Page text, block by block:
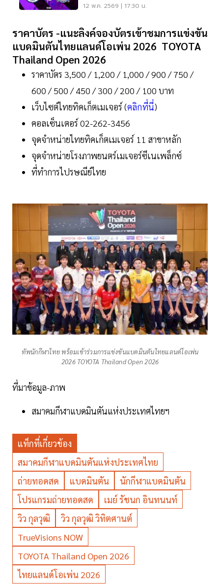
02.00 น.
12 พ.ค. 2569 | 17:30 น.
ราคาบัตร -แนะลิงค์จองบัตรเข้าชมการแข่งขัน
แบดมินตันไทยแลนด์โอเพ่น 2026 TOYOTA
Thailand Open 2026
ราคาบัตร 3,500 / 1,200 / 1,000 / 900 / 750 /
600 / 500 / 450 / 300 / 200 / 100 บาท
เว็บไซต์ไทยทิคเก็ตเมเจอร์ (คลิกที่นี่)
คอลเซ็นเตอร์ 02-262-3456
จุดจำหน่ายไทยทิคเก็ตเมเจอร์ 11 สาขาหลัก
จุดจำหน่ายโรงภาพยนตร์เมเจอร์ซีเนเพล็กซ์
ที่ทำการไปรษณีย์ไทย
ทัพนักกีฬาไทย พร้อมเข้าร่วมการแข่งขันแบดมินตันไทยแลนด์โอเพ่น
2026 TOYOTA Thailand Open 2026
ที่มาข้อมูล-ภาพ
สมาคมกีฬาแบดมินตันแห่งประเทศไทยฯ
แท็กที่เกี่ยวข้อง
สมาคมกีฬาแบดมินตันแห่งประเทศไทย
ถ่ายทอดสด
แบดมินตัน
นักกีฬาแบดมินตัน
โปรแกรมถ่ายทอดสด
เมย์ รัชนก อินทนนท์
วิว กุลวุฒิ
วิว กุลวุฒิ วิทิตศานต์
TrueVisions NOW
TOYOTA Thailand Open 2026
ไทยแลนด์โอเพ่น 2026